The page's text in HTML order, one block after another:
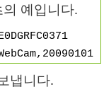
예입니다.
냅니다.